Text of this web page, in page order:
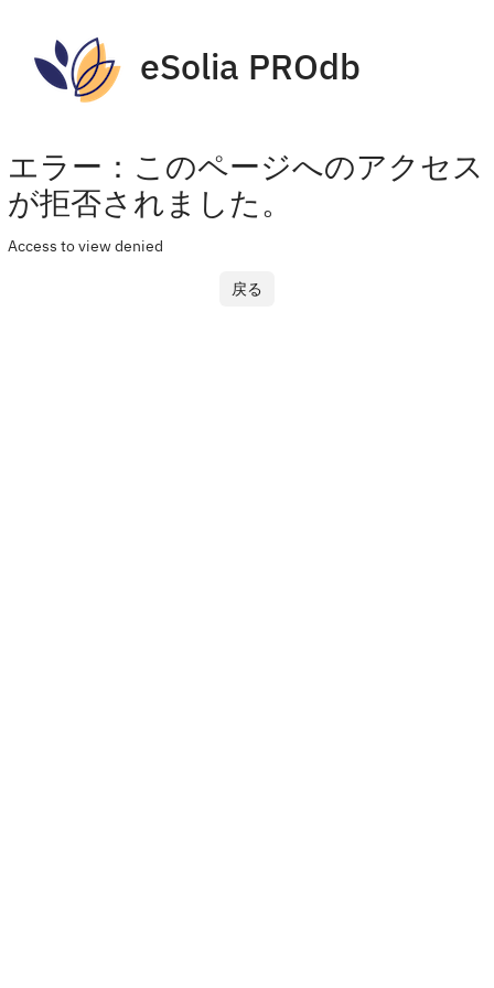
eSolia PROdb
エラー：このページへのアクセス
が拒否されました。
Access to view denied
戻る